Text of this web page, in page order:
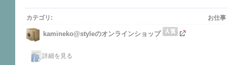
カテゴリ: お仕
kamineko@styleのオンラインショップ
詳細を見る